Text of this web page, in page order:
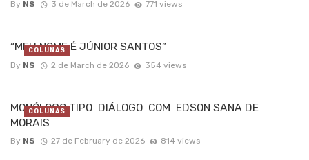
By NS 3 de March de 2026 771 views
“MEU NOME É JÚNIOR SANTOS”
By NS 2 de March de 2026 354 views
COLUNAS
MONÓLOGO TIPO DIÁLOGO COM EDSON SANA DE
MORAIS
By NS 27 de February de 2026 814 views
COLUNAS